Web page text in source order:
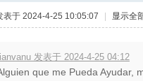
表于 2024-4-25 10:05:07 | 显示全
发表于 2024-4-25 04:12
que me Pueda Ayudar,